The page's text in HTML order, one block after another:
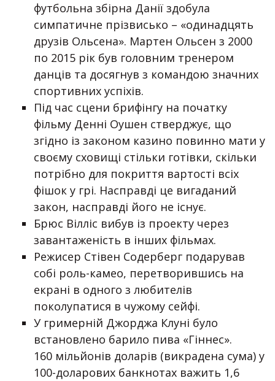
футбольна збірна Данії здобула
симпатичне прізвисько – «одинадцять
друзів Ольсена». Мартен Ольсен з 2000
по 2015 рік був головним тренером
данців та досягнув з командою значних
спортивних успіхів.
Під час сцени брифінгу на початку
фільму Денні Оушен стверджує, що
згідно із законом казино повинно мати у
своєму сховищі стільки готівки, скільки
потрібно для покриття вартості всіх
фішок у грі. Насправді це вигаданий
закон, насправді його не існує.
Брюс Вілліс вибув із проекту через
завантаженість в інших фільмах.
Режисер Стівен Содерберг подарував
собі роль-камео, перетворившись на
екрані в одного з любителів
поколупатися в чужому сейфі.
У гримерній Джорджа Клуні було
встановлено барило пива «Гіннес».
160 мільйонів доларів (викрадена сума) у
100-доларових банкнотах важить 1,6